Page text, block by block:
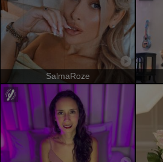
SalmaRoze